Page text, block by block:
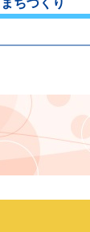
まちづくり